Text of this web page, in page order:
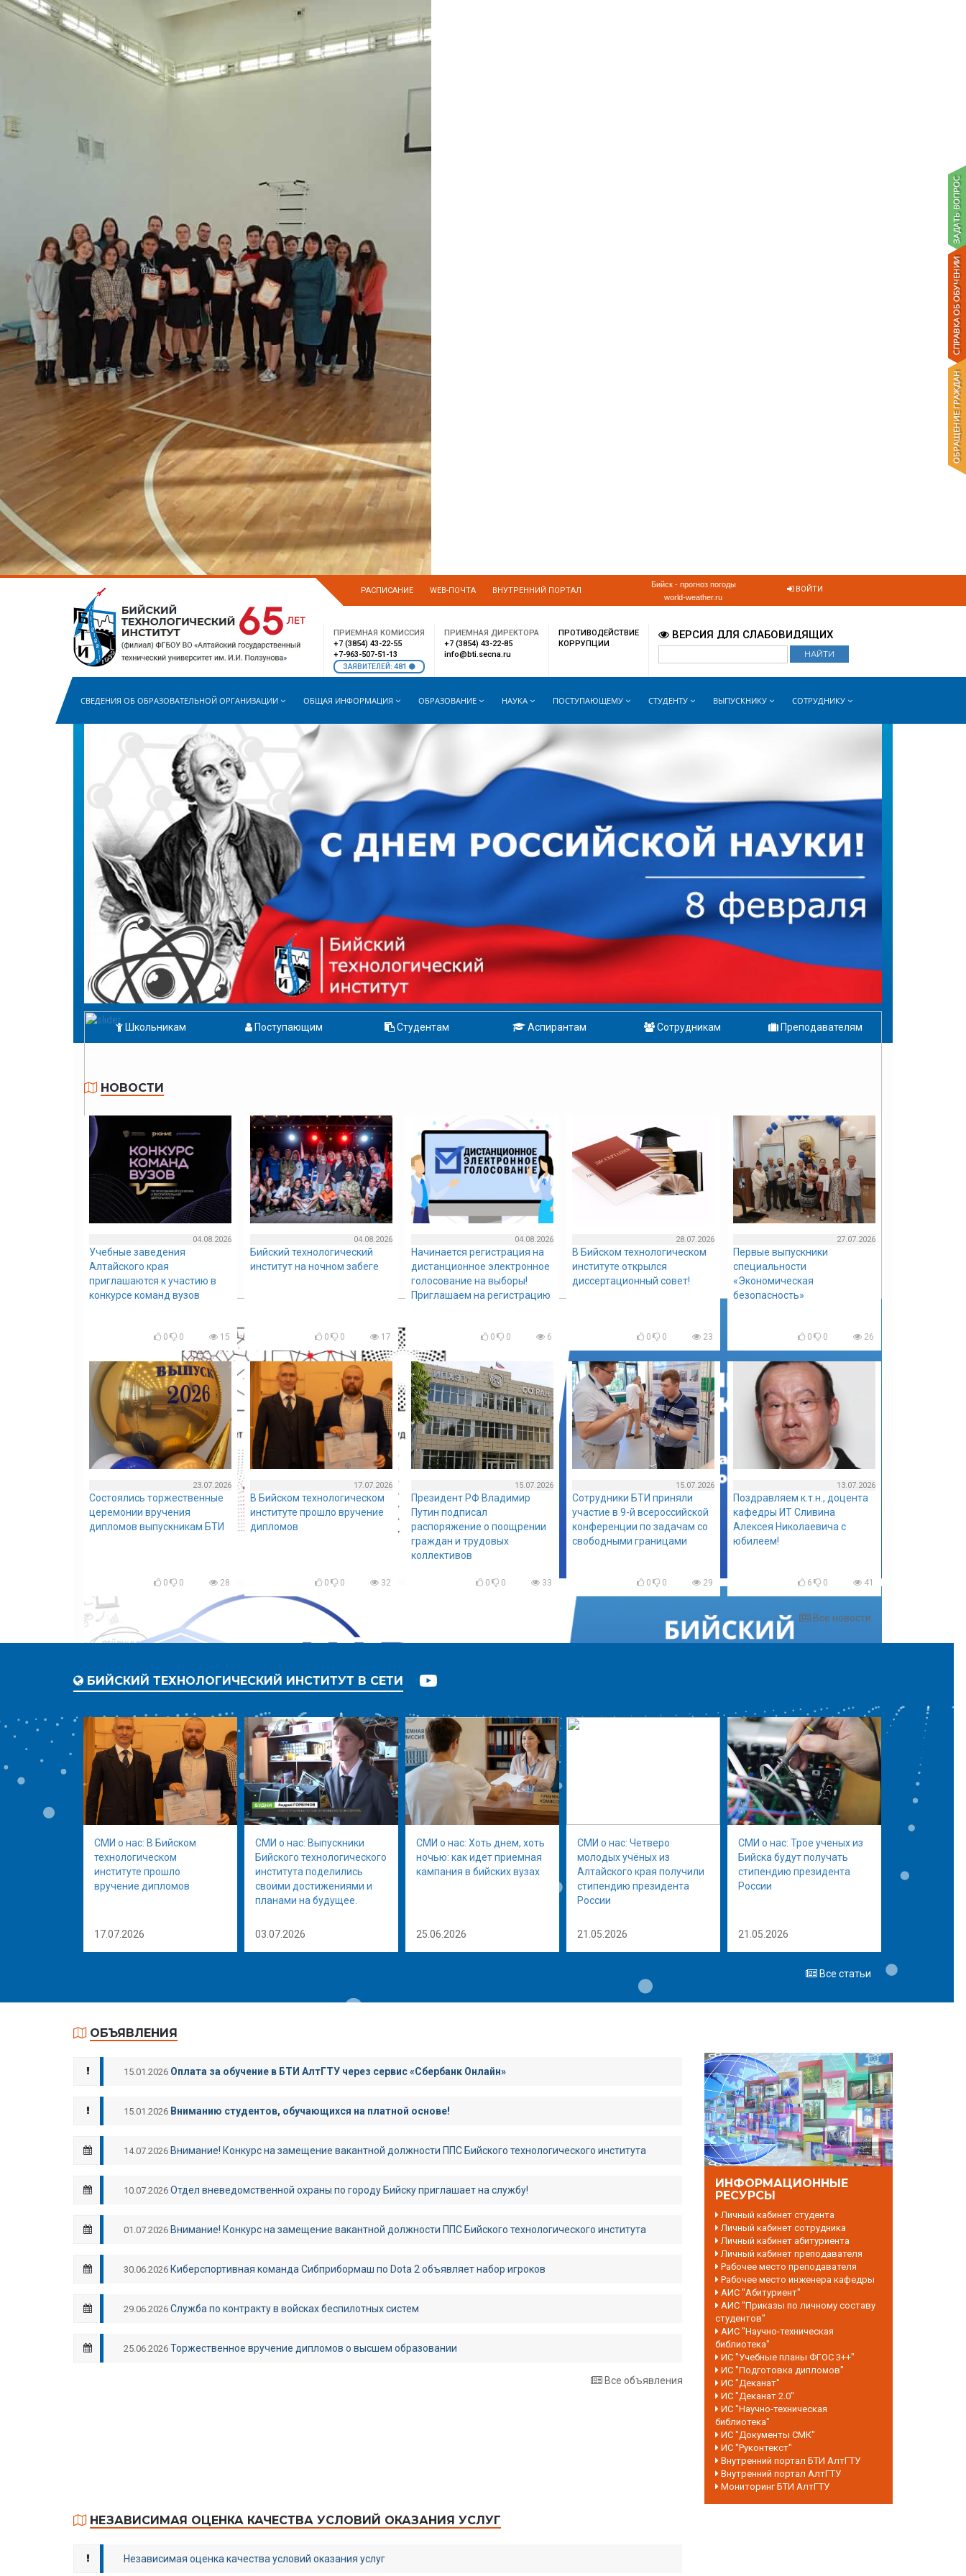
РАСПИСАНИЕ WEB-ПОЧТА ВНУТРЕННИЙ ПОРТАЛ
Бийск - прогноз погоды
world-weather.ru
ВОЙТИ
ПРИЕМНАЯ КОМИССИЯ
+7 (3854) 43-22-55
+7-963-507-51-13
ЗАЯВИТЕЛЕЙ: 481
ПРИЕМНАЯ ДИРЕКТОРА
+7 (3854) 43-22-85
info@bti.secna.ru
ПРОТИВОДЕЙСТВИЕ
КОРРУПЦИИ
ВЕРСИЯ ДЛЯ СЛАБОВИДЯЩИХ
СВЕДЕНИЯ ОБ ОБРАЗОВАТЕЛЬНОЙ ОРГАНИЗАЦИИ ОБЩАЯ ИНФОРМАЦИЯ ОБРАЗОВАНИЕ НАУКА ПОСТУПАЮЩЕМУ СТУДЕНТУ ВЫПУСКНИКУ СОТРУДНИКУ
Школьникам Поступающим Студентам Аспирантам Сотрудникам Преподавателям
НОВОСТИ
04.08.2026
Учебные заведения
Алтайского края
приглашаются к участию в
конкурсе команд вузов
0 0 15
04.08.2026
Бийский технологический
институт на ночном забеге
0 0 17
04.08.2026
Начинается регистрация на
дистанционное электронное
голосование на выборы!
Приглашаем на регистрацию
0 0 6
28.07.2026
В Бийском технологическом
институте открылся
диссертационный совет!
0 0 23
27.07.2026
Первые выпускники
специальности
«Экономическая
безопасность»
0 0 26
23.07.2026
Состоялись торжественные
церемонии вручения
дипломов выпускникам БТИ
0 0 28
17.07.2026
В Бийском технологическом
институте прошло вручение
дипломов
0 0 32
15.07.2026
Президент РФ Владимир
Путин подписал
распоряжение о поощрении
граждан и трудовых
коллективов
0 0 33
15.07.2026
Сотрудники БТИ приняли
участие в 9-й всероссийской
конференции по задачам со
свободными границами
0 0 29
13.07.2026
Поздравляем к.т.н., доцента
кафедры ИТ Сливина
Алексея Николаевича с
юбилеем!
6 0 41
Все новости
БИЙСКИЙ ТЕХНОЛОГИЧЕСКИЙ ИНСТИТУТ В СЕТИ
СМИ о нас: В Бийском
технологическом
институте прошло
вручение дипломов
17.07.2026
СМИ о нас: Выпускники
Бийского технологического
института поделились
своими достижениями и
планами на будущее.
03.07.2026
СМИ о нас: Хоть днем, хоть
ночью: как идет приемная
кампания в бийских вузах
25.06.2026
СМИ о нас: Четверо
молодых учёных из
Алтайского края получили
стипендию президента
России
21.05.2026
СМИ о нас: Трое ученых из
Бийска будут получать
стипендию президента
России
21.05.2026
Все статьи
ОБЪЯВЛЕНИЯ
15.01.2026 Оплата за обучение в БТИ АлтГТУ через сервис «Сбербанк Онлайн»
15.01.2026 Вниманию студентов, обучающихся на платной основе!
14.07.2026 Внимание! Конкурс на замещение вакантной должности ППС Бийского технологического института
10.07.2026 Отдел вневедомственной охраны по городу Бийску приглашает на службу!
01.07.2026 Внимание! Конкурс на замещение вакантной должности ППС Бийского технологического института
30.06.2026 Киберспортивная команда Сибприбормаш по Dota 2 объявляет набор игроков
29.06.2026 Служба по контракту в войсках беспилотных систем
25.06.2026 Торжественное вручение дипломов о высшем образовании
Все объявления
ИНФОРМАЦИОННЫЕ
РЕСУРСЫ
Личный кабинет студента
Личный кабинет сотрудника
Личный кабинет абитуриента
Личный кабинет преподавателя
Рабочее место преподавателя
Рабочее место инженера кафедры
АИС "Абитуриент"
АИС "Приказы по личному составу
студентов"
АИС "Научно-техническая
библиотека"
ИС "Учебные планы ФГОС 3++"
ИС "Подготовка дипломов"
ИС "Деканат"
ИС "Деканат 2.0"
ИС "Научно-техническая
библиотека"
ИС "Документы СМК"
ИС "Руконтекст"
Внутренний портал БТИ АлтГТУ
Внутренний портал АлтГТУ
Мониторинг БТИ АлтГТУ
НЕЗАВИСИМАЯ ОЦЕНКА КАЧЕСТВА УСЛОВИЙ ОКАЗАНИЯ УСЛУГ
Независимая оценка качества условий оказания услуг